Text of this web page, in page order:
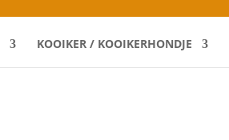
KOOIKER / KOOIKERHONDJE